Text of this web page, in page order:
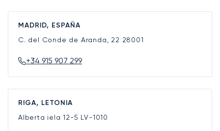
MADRID, ESPAÑA
C. del Conde de Aranda, 22 28001
+34 915 907 299
RIGA, LETONIA
Alberta iela 12-5 LV-1010